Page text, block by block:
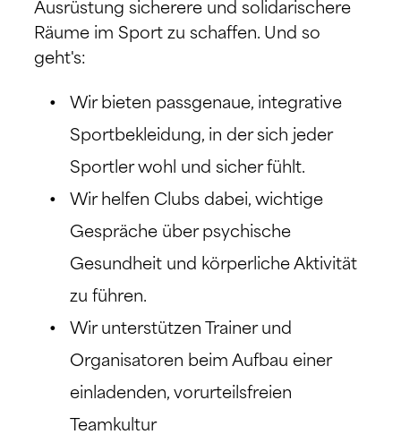
Ausrüstung sicherere und solidarischere
Räume im Sport zu schaffen. Und so
geht's:
Wir bieten passgenaue, integrative
Sportbekleidung, in der sich jeder
Sportler wohl und sicher fühlt.
Wir helfen Clubs dabei, wichtige
Gespräche über psychische
Gesundheit und körperliche Aktivität
zu führen.
Wir unterstützen Trainer und
Organisatoren beim Aufbau einer
einladenden, vorurteilsfreien
Teamkultur